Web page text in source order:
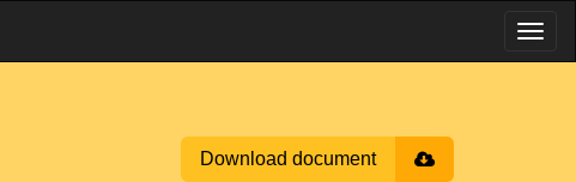
Download document